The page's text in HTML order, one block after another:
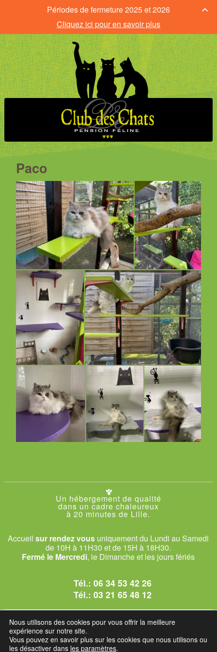
Paco
Un hébergement de qualité
dans un cadre chaleureux
à 20 minutes de Lille.
Accueilsur rendez vous uniquement du Lundi au Samedi
de 10H à 11H30 et de 15H à 18H30.
Fermé le Mercredi, le Dimanche et les jours fériés
Tél.:06 34 53 42 26
Tél.:03 21 65 48 12
© 2026 Le Club des Chats
1228 rue bataille - 62840 Sailly-sur-la-Lys.
Nous utilisons des cookies pour vous offrir la meilleure
expérience sur notre site.
Vous pouvez en savoir plus sur les cookies que nous utilisons ou
les désactiver dans les paramètres.
Périodes de fermeture 2025 et 2026
Cliquez ici pour en savoir plus